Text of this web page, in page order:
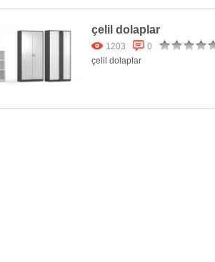
çelil dolaplar
1203
0
çelil dolaplar